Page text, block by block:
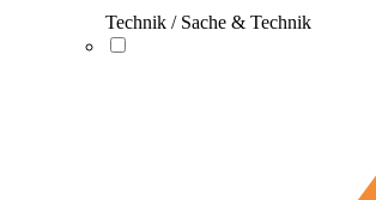
Technik / Sache & Technik